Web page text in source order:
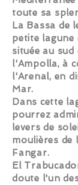
toute sa
La Bassa de
petite lagune
située au sud
l'Ampolla, à
l'Arenal, en
Mar.
Dans cette
pourrez
levers de
moulières de
Fangar.
El
doute l'un